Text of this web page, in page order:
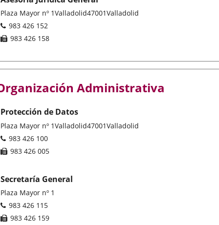
Adresse
postale
Plaza Mayor nº 1Valladolid47001Valladolid
Téléphones
983 426 152
Fax
983 426 158
Administrativa
Protección de Datos
Adresse
postale
Plaza Mayor nº 1Valladolid47001Valladolid
Téléphones
983 426 100
Fax
983 426 005
Secretaría General
Adresse
postale
Plaza Mayor nº 1
Téléphones
983 426 115
Fax
983 426 159